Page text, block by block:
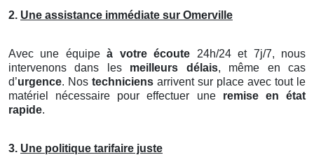
2. Une assistance immédiate sur Omerville
Avec une équipeà votre écoute 24h/24 et 7j/7, nous
intervenons dans les meilleurs délais, même en cas
d’urgence. Nos techniciens arrivent sur place avec tout le
matériel nécessaire pour effectuer une remise en état
rapide.
3. Une politique tarifaire juste